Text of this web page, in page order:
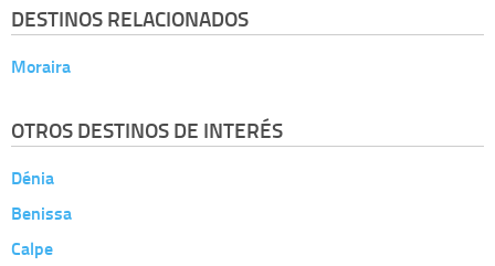
DESTINOS RELACIONADOS
Moraira
OTROS DESTINOS DE INTERÉS
Dénia
Benissa
Calpe